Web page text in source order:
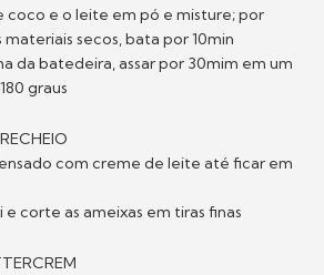
e o leite em pó e misture; por
secos, bata por 10min
da batedeira, assar por 30mim em um
graus
com creme de leite até ficar em
corte as ameixas em tiras finas